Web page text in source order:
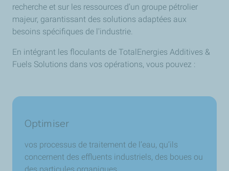
recherche et sur les ressources d’un groupe pétrolier
majeur, garantissant des solutions adaptées aux
besoins spécifiques de l'industrie.
En intégrant les floculants de TotalEnergies Additives &
Fuels Solutions dans vos opérations, vous pouvez :
Optimiser
vos processus de traitement de l’eau, qu’ils
concernent des effluents industriels, des boues ou